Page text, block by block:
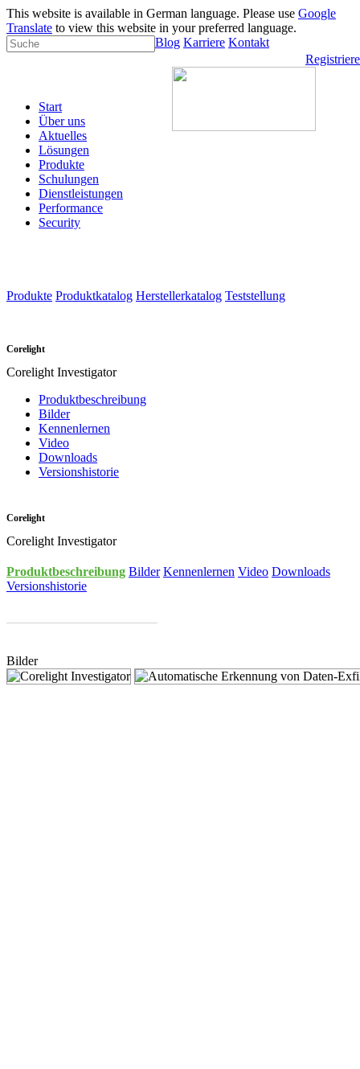
This website is available in German language. Please use Google
Translate to view this website in your preferred language.
Blog Karriere Kontakt
Start
Über uns
Aktuelles
Lösungen
Produkte
Schulungen
Dienstleistungen
Performance
Security
Produkte Produktkatalog Herstellerkatalog Teststellung
Corelight
Corelight Investigator
Produktbeschreibung
Bilder
Kennenlernen
Video
Downloads
Versionshistorie
Corelight
Corelight Investigator
Produktbeschreibung Bilder Kennenlernen Video Downloads
Versionshistorie
Bilder